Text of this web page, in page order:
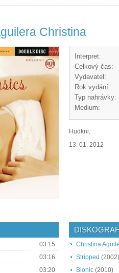
Christina
Interpret:
Celkový čas:
Vydavatel:
Rok vydání:
Typ nahrávky:
Medium:
Hudkni,
13. 01. 2012
03:15
03:16
03:20
Christina
Stripped (2002)
Bionic (2010)